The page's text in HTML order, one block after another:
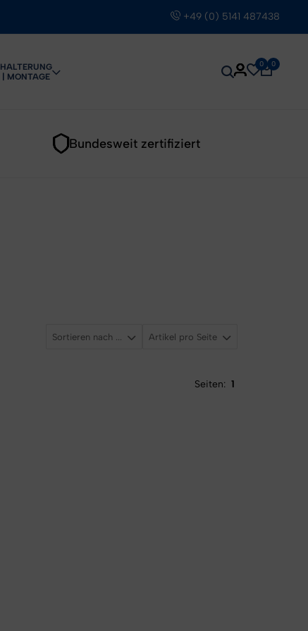
+49 (0) 5141 487438
HALTERUNG
| MONTAGE
0 0
Bundesweit zertifiziert
Sortieren nach ... Artikel pro Seite
Seiten: 1